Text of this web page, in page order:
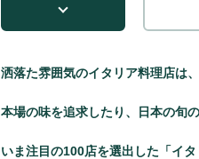
洒落た雰囲気のイタリア料理店は
本場の味を追求したり、日本の旬
いま注目の100店を選出した「イ